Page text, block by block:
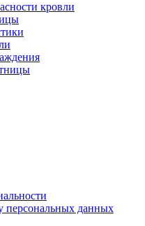
кровли
персональных данных